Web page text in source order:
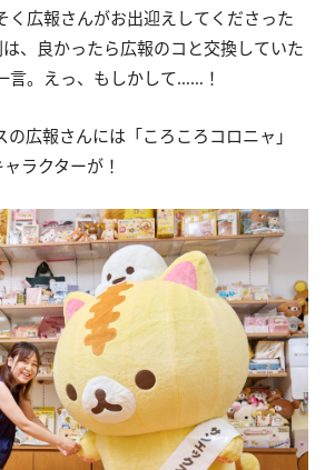
く広報さんがお出迎えしてくださった
、良かったら広報のコと交換していた
言。えっ、もしかして……！
広報さんには「ころころコロニャ」
ラクターが！